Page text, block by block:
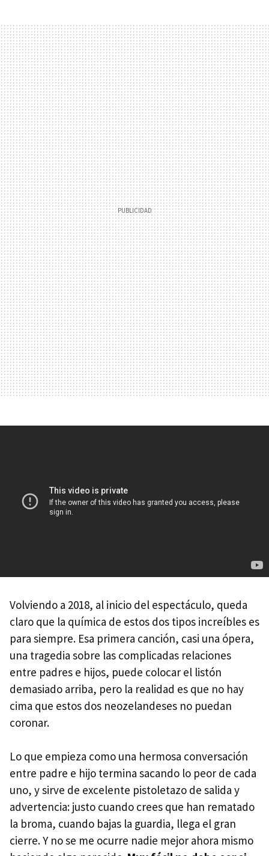
Volviendo a 2018, al inicio del espectáculo, queda
claro que la química de estos dos tipos increíbles es
para siempre. Esa primera canción, casi una ópera,
una tragedia sobre las complicadas relaciones
entre padres e hijos, puede colocar el listón
demasiado arriba, pero la realidad es que no hay
cima que estos dos neozelandeses no puedan
coronar.
Lo que empieza como una hermosa conversación
entre padre e hijo termina sacando lo peor de cada
uno, y sirve de excelente pistoletazo de salida y
advertencia: justo cuando crees que han rematado
la broma, cuando bajas la guardia, llega el gran
cierre. Y no se me ocurre nadie mejor ahora mismo